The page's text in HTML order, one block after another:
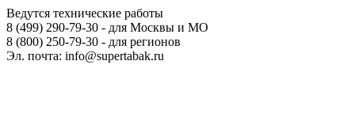
Ведутся технические работы
8 (499) 290-79-30 - для Москвы и МО
8 (800) 250-79-30 - для регионов
Эл. почта: info@supertabak.ru